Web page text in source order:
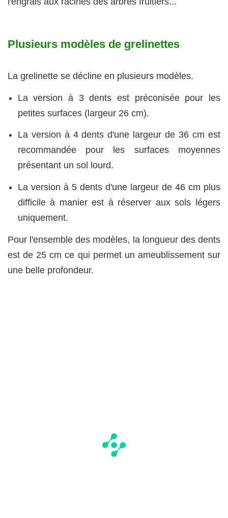
Plusieurs modèles de grelinettes
La grelinette se décline en plusieurs modèles.
La version à 3 dents est préconisée pour les
petites surfaces (largeur 26 cm).
La version à 4 dents d'une largeur de 36 cm est
recommandée pour les surfaces moyennes
présentant un sol lourd.
La version à 5 dents d'une largeur de 46 cm plus
difficile à manier est à réserver aux sols légers
uniquement.
Pour l'ensemble des modèles, la longueur des dents
est de 25 cm ce qui permet un ameublissement sur
une belle profondeur.